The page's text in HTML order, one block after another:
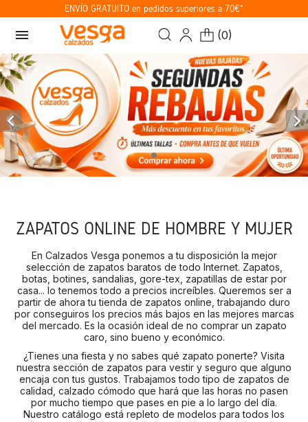
ENVÍO GRATUITO en pedidos superiores a 70€*
menu (0)
 
ZAPATOS ONLINE DE HOMBRE Y MUJER
En Calzados Vesga ponemos a tu disposición la mejor
selección de zapatos baratos de todo Internet. Zapatos,
botas, botines, sandalias, gore-tex, zapatillas de estar por
casa... lo tenemos todo a precios increíbles. Queremos ser a
partir de ahora tu tienda de zapatos online, trabajando duro
por conseguiros los precios más bajos en las mejores marcas
del mercado. Es la ocasión ideal de no comprar un zapato
caro, sino bueno y económico.
¿Tienes una fiesta y no sabes qué zapato ponerte? Visita
nuestra sección de zapatos para vestir y seguro que alguno
encaja con tus gustos. Trabajamos todo tipo de zapatos de
calidad, calzado cómodo que hará que las horas no pasen
por mucho tiempo que pases en pie a lo largo del día.
Nuestro catálogo está repleto de modelos para todos los